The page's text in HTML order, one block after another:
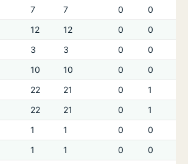
7 7 0
0
12 12 0
0
3 3 0
0
10 10 0
0
22 21 0
1
22 21 0
1
1 1 0
0
1 1 0 0